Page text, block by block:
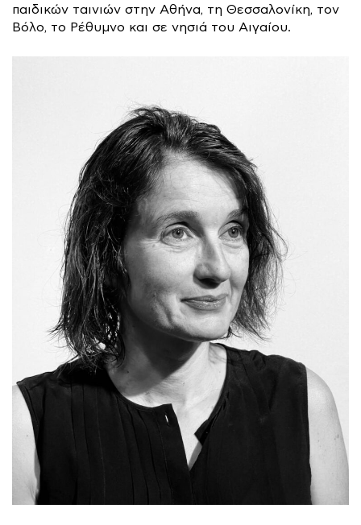
παιδικών ταινιών στην Αθήνα, τη Θεσσαλονίκη, τον
Βόλο, το Ρέθυμνο και σε νησιά του Αιγαίου.